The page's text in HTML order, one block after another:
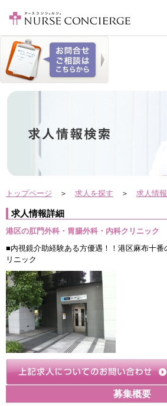
トップページ ＞ 求人を探す ＞ 求人情
求人情報詳細
港区の肛門外科・胃腸外科・内科クリニック
■内視鏡介助経験ある方優遇！！港区麻布十番
リニック
募集概要